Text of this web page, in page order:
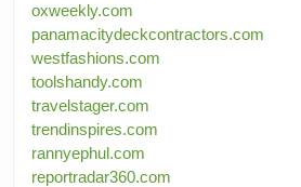
oxweekly.com
panamacitydeckcontractors.com
westfashions.com
toolshandy.com
travelstager.com
trendinspires.com
rannyephul.com
reportradar360.com